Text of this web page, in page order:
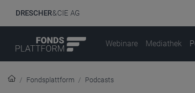
DRESCHER& CIE AG
Webinare Mediathek
Fondsplattform Podcasts